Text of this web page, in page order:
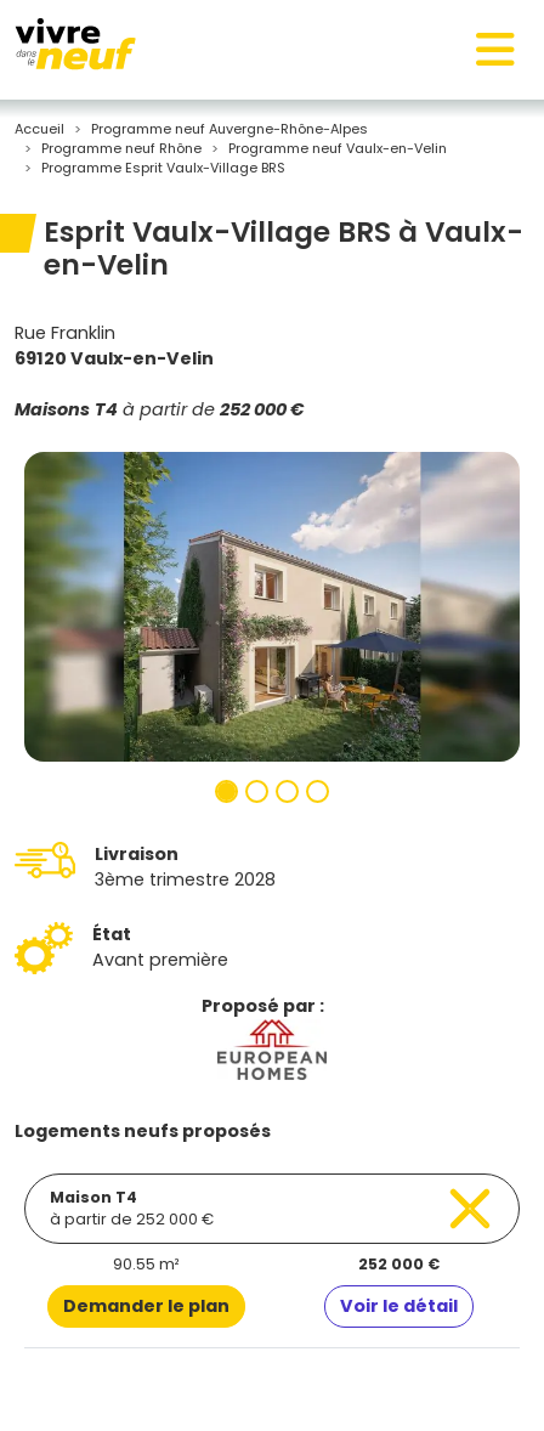
Accueil
Programme neuf Auvergne-Rhône-Alpes
Programme neuf Rhône
Programme neuf Vaulx-en-Velin
Programme Esprit Vaulx-Village BRS
Esprit Vaulx-Village BRS à Vaulx-
en-Velin
Rue Franklin
69120 Vaulx-en-Velin
Maisons T4 à partir de 252 000 €
Livraison
3ème trimestre 2028
État
Avant première
Proposé par :
Logements neufs proposés
Maison T4
à partir de 252 000 €
90.55 m² 252 000 €
Demander le plan Voir le détail